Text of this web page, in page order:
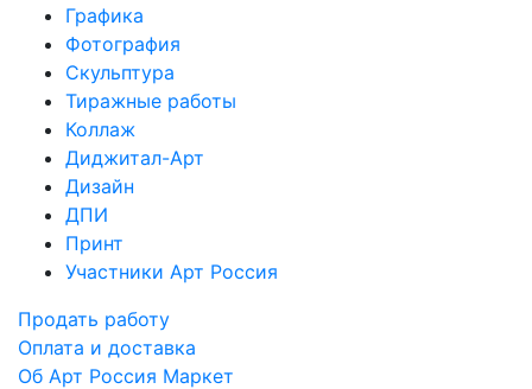
Графика
Фотография
Скульптура
Тиражные работы
Коллаж
Диджитал-Арт
Дизайн
ДПИ
Принт
Участники Арт Россия
Продать работу
Оплата и доставка
Об Арт Россия Маркет